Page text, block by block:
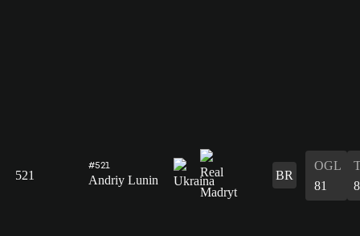
521
#521
Andriy Lunin BR
OGL
81